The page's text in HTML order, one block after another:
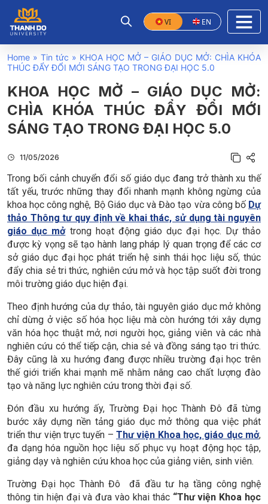
VI EN
Home » Tin tức » KHOA HỌC MỞ – GIÁO DỤC MỞ: CHÌA KHÓA
THÚC ĐẨY ĐỔI MỚI SÁNG TẠO TRONG ĐẠI HỌC 5.0
KHOA HỌC MỞ – GIÁO DỤC MỞ:
CHÌA KHÓA THÚC ĐẨY ĐỔI MỚI
SÁNG TẠO TRONG ĐẠI HỌC 5.0
11/05/2026
Trong bối cảnh chuyển đổi số giáo dục đang trở thành xu thế
tất yếu, trước những thay đổi nhanh mạnh không ngừng của
khoa học công nghệ, Bộ Giáo dục và Đào tạo vừa công bố Dự
thảo Thông tư quy định về khai thác, sử dụng tài nguyên
giáo dục mởtrong hoạt động giáo dục đại học. Dự thảo
được kỳ vọng sẽ tạo hành lang pháp lý quan trọng để các cơ
sở giáo dục đại học phát triển hệ sinh thái học liệu số, thúc
đẩy chia sẻ tri thức, nghiên cứu mở và học tập suốt đời trong
môi trường giáo dục hiện đại.
Theo định hướng của dự thảo, tài nguyên giáo dục mở không
chỉ dừng ở việc số hóa học liệu mà còn hướng tới xây dựng
văn hóa học thuật mở, nơi người học, giảng viên và các nhà
nghiên cứu có thể tiếp cận, chia sẻ và đồng sáng tạo tri thức.
Đây cũng là xu hướng đang được nhiều trường đại học trên
thế giới triển khai mạnh mẽ nhằm nâng cao chất lượng đào
tạo và năng lực nghiên cứu trong thời đại số.
Đón đầu xu hướng ấy, Trường Đại học Thành Đô đã từng
bước xây dựng nền tảng giáo dục mở thông qua việc phát
triển thư viện trực tuyến – Thư viện Khoa học, giáo dục mở,
đa dạng hóa nguồn học liệu số phục vụ hoạt động học tập,
giảng dạy và nghiên cứu khoa học của giảng viên, sinh viên.
Trường Đại học Thành Đô đã đầu tư hạ tầng công nghệ
thông tin hiện đại và đưa vào khai thác “Thư viện Khoa học